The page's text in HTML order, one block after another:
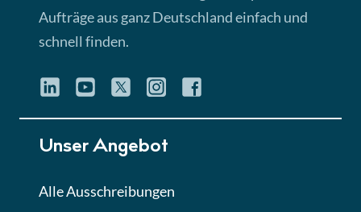
Quiz
Eignung im Vergabeverfahren
Aufträge aus ganz Deutschland einfach und
schnell finden.
Unser Angebot
Alle Ausschreibungen